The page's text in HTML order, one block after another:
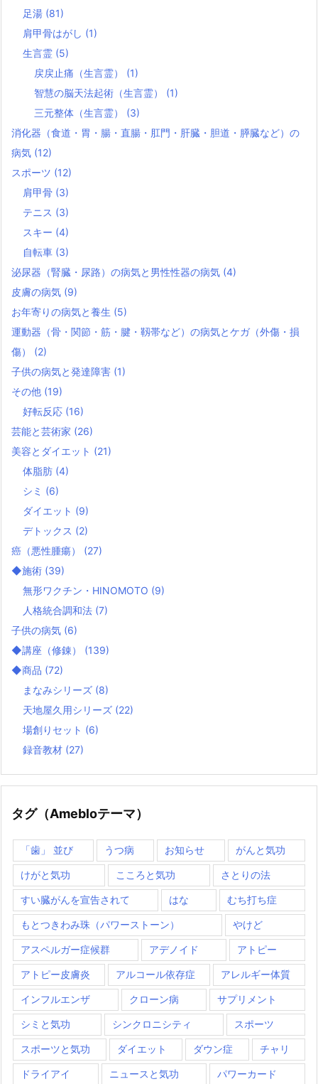
足湯 (81)
肩甲骨はがし (1)
生言霊 (5)
戻戻止痛（生言霊） (1)
智慧の脳天法起術（生言霊） (1)
三元整体（生言霊） (3)
消化器（食道・胃・腸・直腸・肛門・肝臓・胆道・膵臓など）の
病気 (12)
スポーツ (12)
肩甲骨 (3)
テニス (3)
スキー (4)
自転車 (3)
泌尿器（腎臓・尿路）の病気と男性性器の病気 (4)
皮膚の病気 (9)
お年寄りの病気と養生 (5)
運動器（骨・関節・筋・腱・靱帯など）の病気とケガ（外傷・損
傷） (2)
子供の病気と発達障害 (1)
その他 (19)
好転反応 (16)
芸能と芸術家 (26)
美容とダイエット (21)
体脂肪 (4)
シミ (6)
ダイエット (9)
デトックス (2)
癌（悪性腫瘍） (27)
◆施術 (39)
無形ワクチン・HINOMOTO (9)
人格統合調和法 (7)
子供の病気 (6)
◆講座（修錬） (139)
◆商品 (72)
まなみシリーズ (8)
天地屋久用シリーズ (22)
場創りセット (6)
録音教材 (27)
タグ（Amebloテーマ）
「歯」 並び うつ病 お知らせ がんと気功
けがと気功 こころと気功 さとりの法
すい臓がんを宣告されて はな むち打ち症
もとつきわみ珠（パワーストーン） やけど
アスペルガー症候群 アデノイド アトピー
アトピー皮膚炎 アルコール依存症 アレルギー体質
インフルエンザ クローン病 サプリメント
シミと気功 シンクロニシティ スポーツ
スポーツと気功 ダイエット ダウン症 チャリ
ドライアイ ニュースと気功 パワーカード